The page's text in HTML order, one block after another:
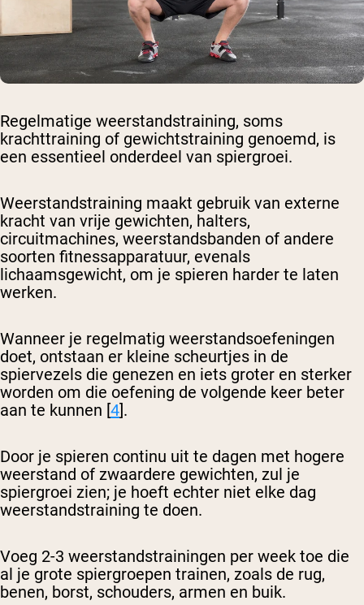
Regelmatige weerstandstraining, soms
krachttraining of gewichtstraining genoemd, is
een essentieel onderdeel van spiergroei.
Weerstandstraining maakt gebruik van externe
kracht van vrije gewichten, halters,
circuitmachines, weerstandsbanden of andere
soorten fitnessapparatuur, evenals
lichaamsgewicht, om je spieren harder te laten
werken.
Wanneer je regelmatig weerstandsoefeningen
doet, ontstaan er kleine scheurtjes in de
spiervezels die genezen en iets groter en sterker
worden om die oefening de volgende keer beter
aan te kunnen [4].
Door je spieren continu uit te dagen met hogere
weerstand of zwaardere gewichten, zul je
spiergroei zien; je hoeft echter niet elke dag
weerstandstraining te doen.
Voeg 2-3 weerstandstrainingen per week toe die
al je grote spiergroepen trainen, zoals de rug,
benen, borst, schouders, armen en buik.